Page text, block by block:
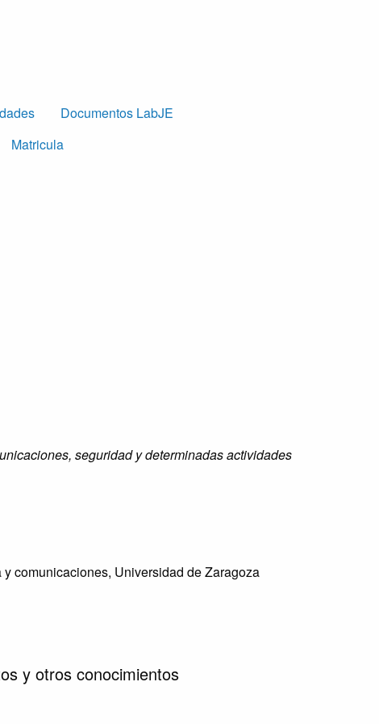
Documentos LabJE
Matricula
seguridad y determinadas actividades
comunicaciones, Universidad de Zaragoza
y otros conocimientos